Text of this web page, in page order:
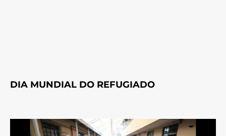
DIA MUNDIAL DO REFUGIADO